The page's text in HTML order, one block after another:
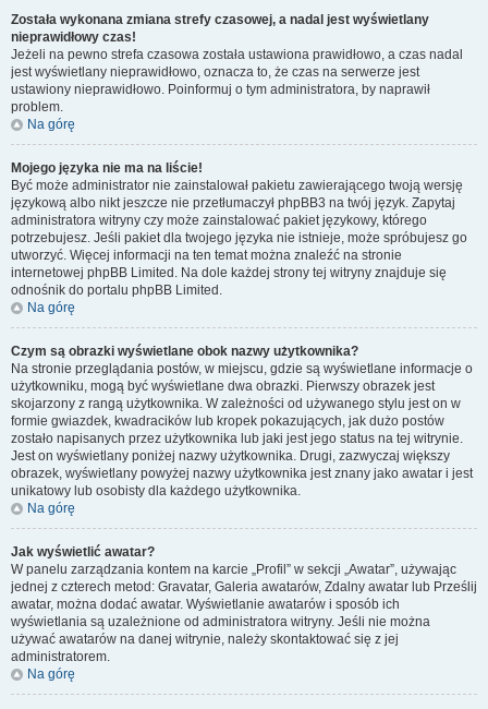
Została wykonana zmiana strefy czasowej, a nadal jest wyświetlany
nieprawidłowy czas!
Jeżeli na pewno strefa czasowa została ustawiona prawidłowo, a czas nadal
jest wyświetlany nieprawidłowo, oznacza to, że czas na serwerze jest
ustawiony nieprawidłowo. Poinformuj o tym administratora, by naprawił
problem.
Na górę
Mojego języka nie ma na liście!
Być może administrator nie zainstalował pakietu zawierającego twoją wersję
językową albo nikt jeszcze nie przetłumaczył phpBB3 na twój język. Zapytaj
administratora witryny czy może zainstalować pakiet językowy, którego
potrzebujesz. Jeśli pakiet dla twojego języka nie istnieje, może spróbujesz go
utworzyć. Więcej informacji na ten temat można znaleźć na stronie
internetowej phpBB Limited. Na dole każdej strony tej witryny znajduje się
odnośnik do portalu phpBB Limited.
Na górę
Czym są obrazki wyświetlane obok nazwy użytkownika?
Na stronie przeglądania postów, w miejscu, gdzie są wyświetlane informacje o
użytkowniku, mogą być wyświetlane dwa obrazki. Pierwszy obrazek jest
skojarzony z rangą użytkownika. W zależności od używanego stylu jest on w
formie gwiazdek, kwadracików lub kropek pokazujących, jak dużo postów
zostało napisanych przez użytkownika lub jaki jest jego status na tej witrynie.
Jest on wyświetlany poniżej nazwy użytkownika. Drugi, zazwyczaj większy
obrazek, wyświetlany powyżej nazwy użytkownika jest znany jako awatar i jest
unikatowy lub osobisty dla każdego użytkownika.
Na górę
Jak wyświetlić awatar?
W panelu zarządzania kontem na karcie „Profil” w sekcji „Awatar”, używając
jednej z czterech metod: Gravatar, Galeria awatarów, Zdalny awatar lub Prześlij
awatar, można dodać awatar. Wyświetlanie awatarów i sposób ich
wyświetlania są uzależnione od administratora witryny. Jeśli nie można
używać awatarów na danej witrynie, należy skontaktować się z jej
administratorem.
Na górę